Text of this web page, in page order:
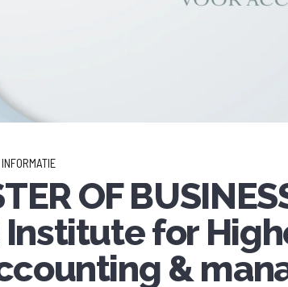
OF
Institute for
&